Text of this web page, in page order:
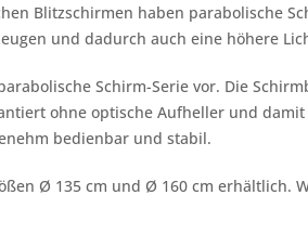
Blitzschirmen haben parabolische
und dadurch auch eine höhere
Schirm-Serie vor. Die
ohne optische Aufheller und
bedienbar und stabil.
Ø 135 cm und Ø 160 cm erhältlich.